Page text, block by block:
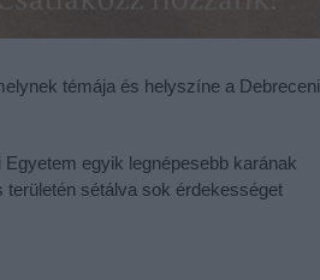
témája és helyszíne a Debreceni
egyik legnépesebb karának
területén sétálva sok érdekességet